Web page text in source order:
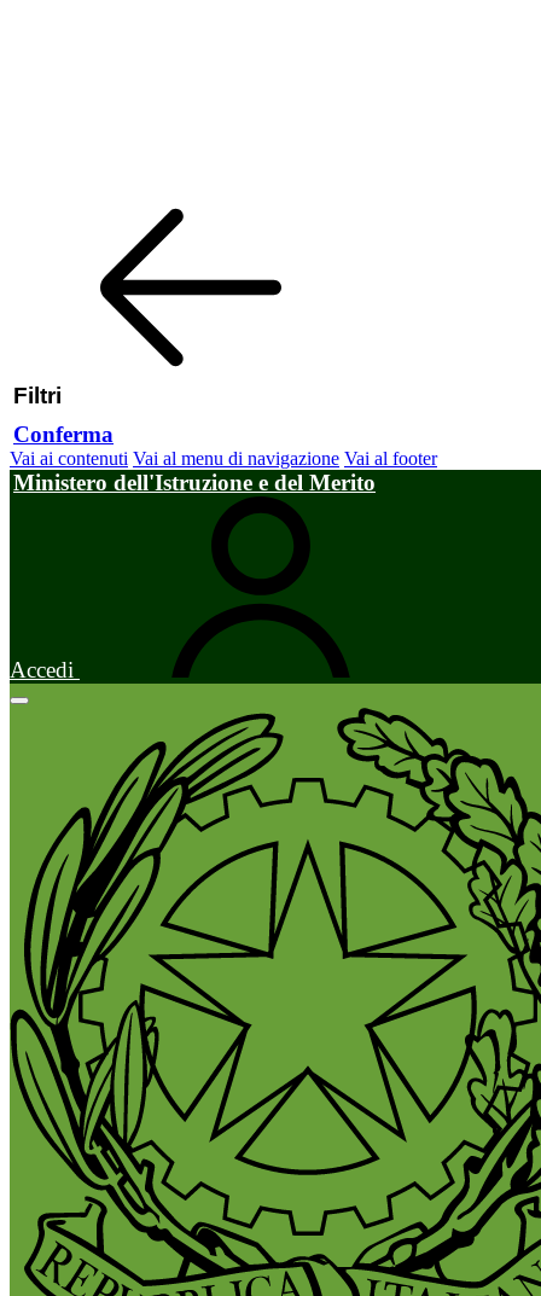
Filtri
Conferma
Vai ai contenuti Vai al menu di navigazione Vai al footer
Ministero dell'Istruzione e del Merito
Accedi